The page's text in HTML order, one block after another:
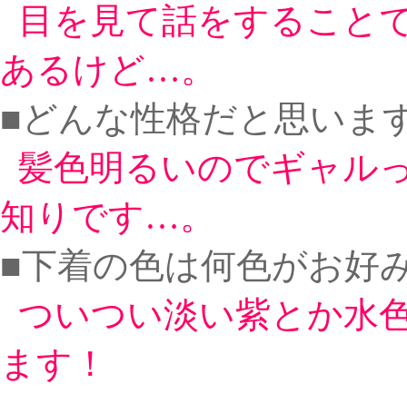
目を見て話をすること
あるけど…。
■どんな性格だと思いま
髪色明るいのでギャル
知りです…。
■下着の色は何色がお好
ついつい淡い紫とか水
ます！